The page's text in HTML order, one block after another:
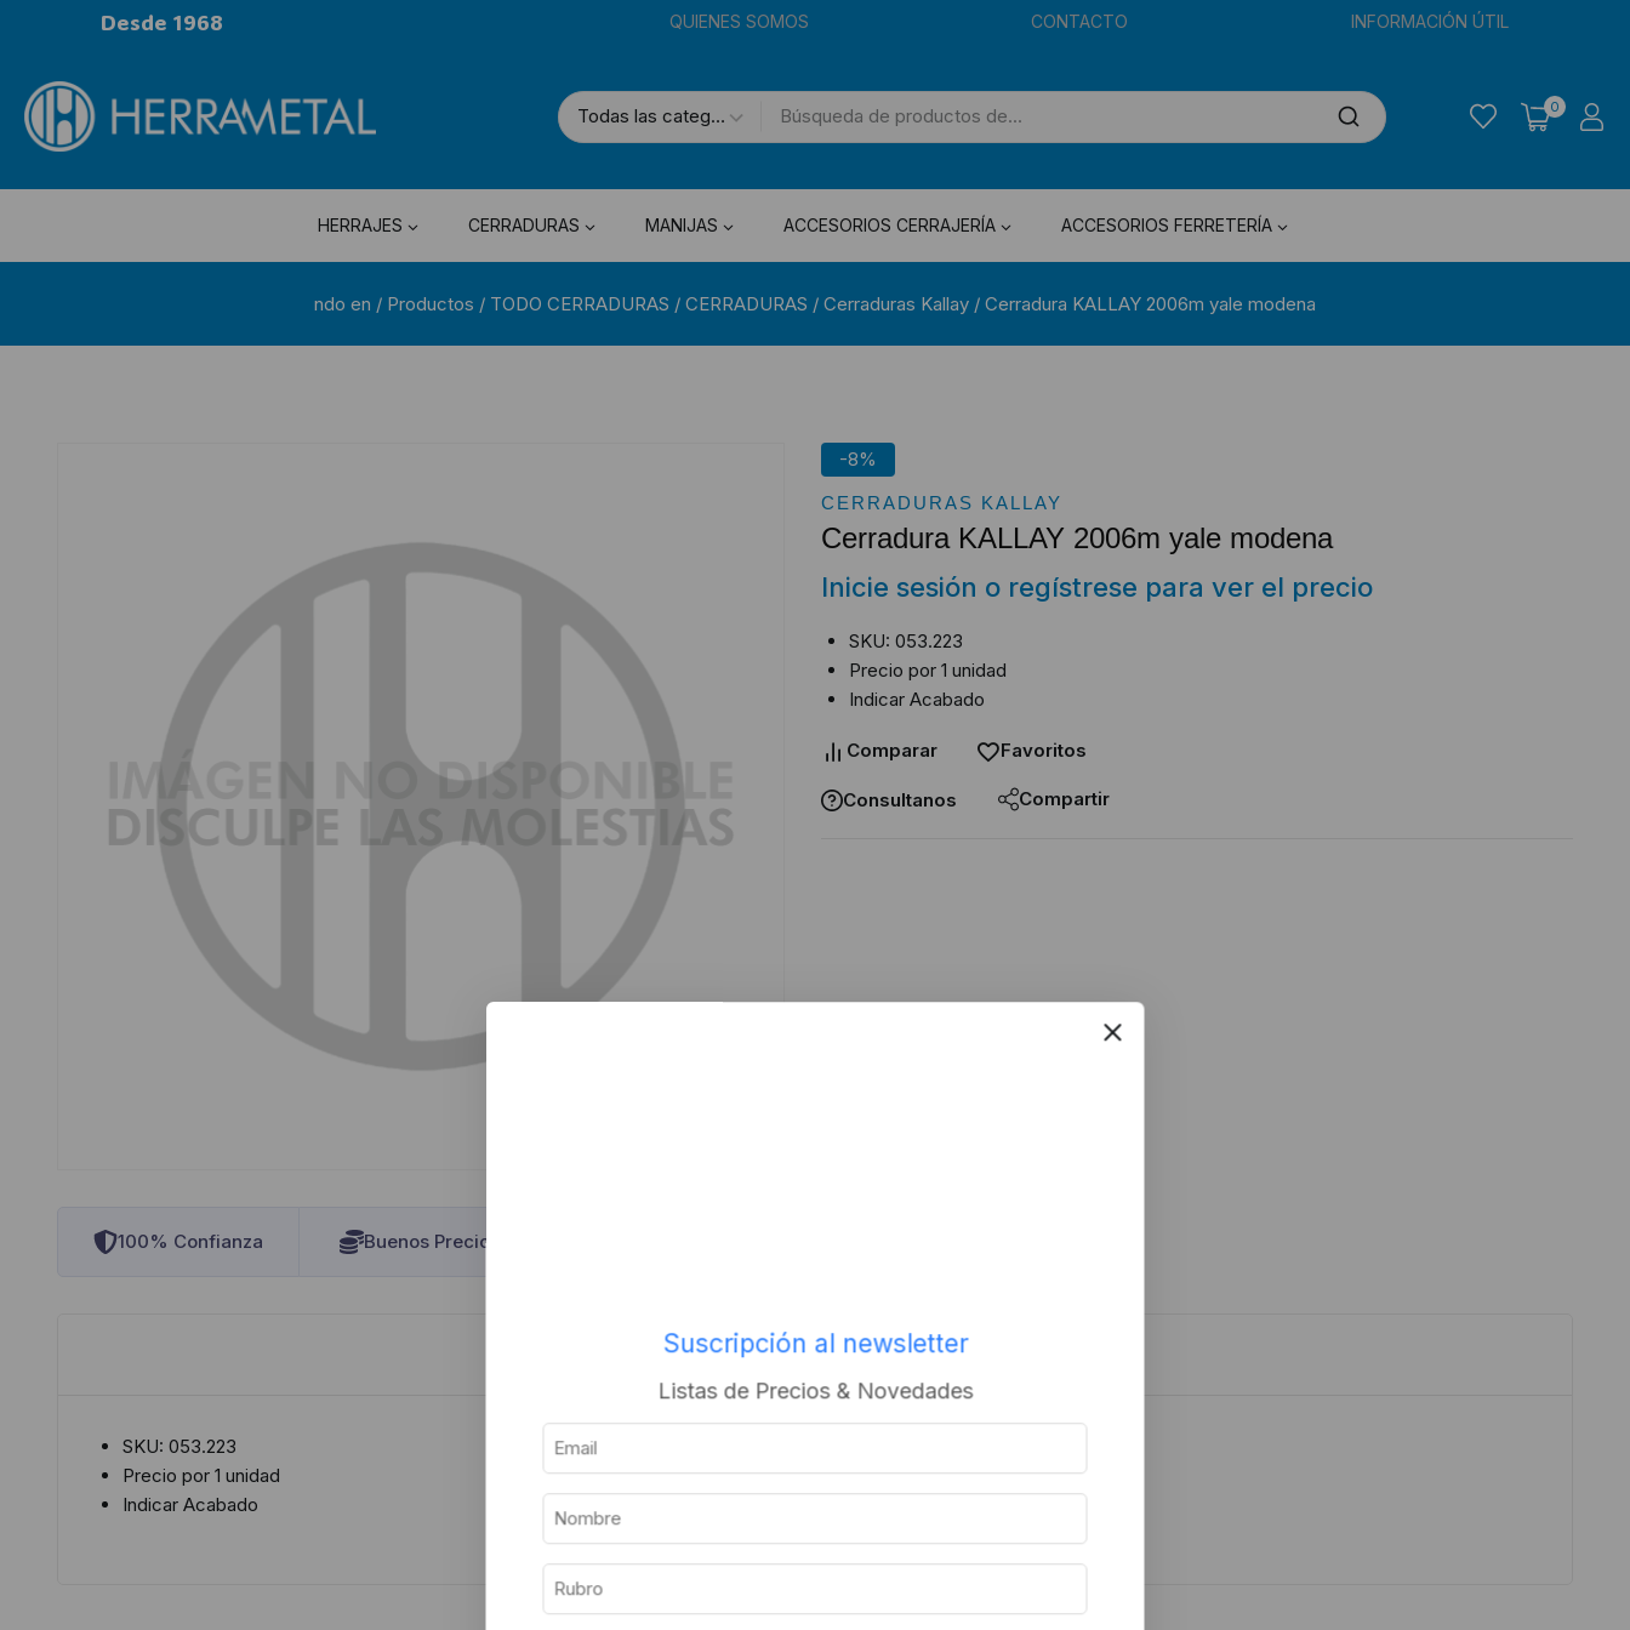
Desde 1968 QUIENES SOMOS CONTACTO INFORMACIÓN ÚTIL
0
HERRAJES CERRADURAS MANIJAS ACCESORIOS CERRAJERÍA ACCESORIOS FERRETERÍA
ndo en / Productos / TODO CERRADURAS / CERRADURAS / Cerraduras Kallay / Cerradura KALLAY 2006m yale modena
100% Confianza Buenos Precios
-8%
CERRADURAS KALLAY
Cerradura KALLAY 2006m yale modena
Inicie sesión o regístrese para ver el precio
SKU: 053.223
Precio por 1 unidad
Indicar Acabado
Comparar Favoritos
Consultanos Compartir
Descripción Información adicional
SKU: 053.223
Precio por 1 unidad
Indicar Acabado
Suscripción al newsletter
Listas de Precios & Novedades